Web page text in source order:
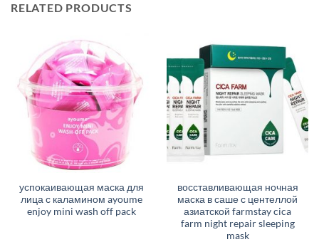
RELATED PRODUCTS
успокаивающая маска для
лица с каламином ayoume
enjoy mini wash off pack
восставливающая ночная
маска в саше с центеллой
азиатской farmstay cica
farm night repair sleeping
mask